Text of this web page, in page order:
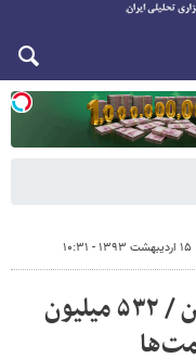
۱۵ اردیبهشت ۱۳۹۳ - ۱۰:۳۱
آخرین آمار میزان مصرف بنزین / ۵۳۲ میلیون